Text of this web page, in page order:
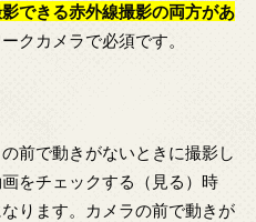
できる赤外線撮影の両方があ
クカメラで必須です。
前で動きがないときに撮影し
をチェックする（見る）時
ります。カメラの前で動きが